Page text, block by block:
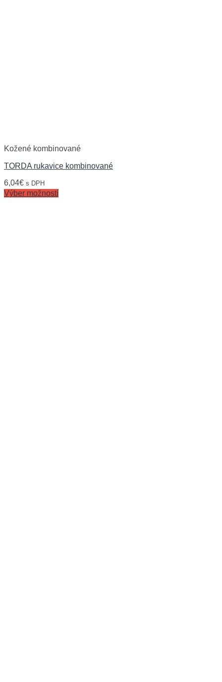
Kožené kombinované
TORDA rukavice kombinované
6,04€ s DPH
Výber možností